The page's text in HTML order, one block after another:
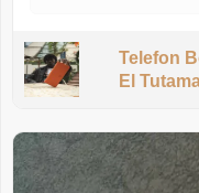
Telefon
El